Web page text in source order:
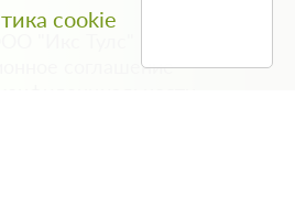
cookie
соглашение